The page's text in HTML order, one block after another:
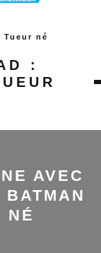
Tueur né
:
AVEC
BATMAN
NÉ